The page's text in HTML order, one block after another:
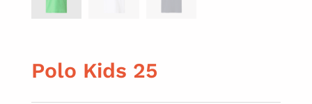
Polo Kids 25